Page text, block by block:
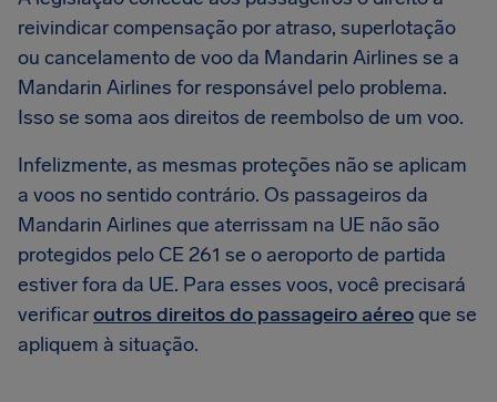
reivindicar compensação por atraso, superlotação
ou cancelamento de voo da Mandarin Airlines se a
Mandarin Airlines for responsável pelo problema.
Isso se soma aos direitos de reembolso de um voo.
Infelizmente, as mesmas proteções não se aplicam
a voos no sentido contrário. Os passageiros da
Mandarin Airlines que aterrissam na UE não são
protegidos pelo CE 261 se o aeroporto de partida
estiver fora da UE. Para esses voos, você precisará
verificaroutros direitos do passageiro aéreoque se
apliquem à situação.